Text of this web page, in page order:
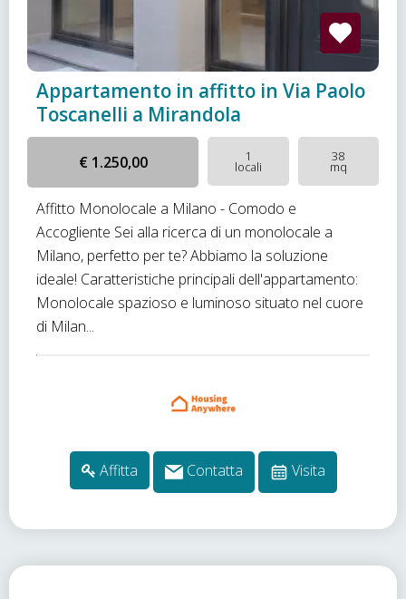
Appartamento in affitto in Via Paolo
Toscanelli a Mirandola
€ 1.250,00 1
locali
38
mq
Affitto Monolocale a Milano - Comodo e
Accogliente Sei alla ricerca di un monolocale a
Milano, perfetto per te? Abbiamo la soluzione
ideale! Caratteristiche principali dell'appartamento:
Monolocale spazioso e luminoso situato nel cuore
di Milan...
Affitta Contatta Visita